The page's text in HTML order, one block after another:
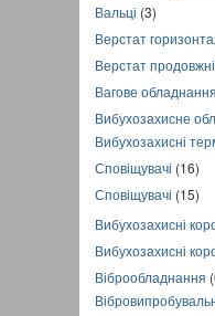
Вальці (3)
Верстат
Верстат
Вагове обладнання
Вибухозахисне
Вибухозахисні
Сповіщувачі (16)
Сповіщувачі (15)
Вибухозахисні
Вибухозахисні
Віброобладнання